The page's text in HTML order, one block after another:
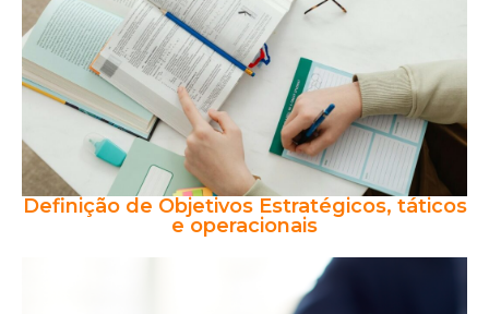
Definição de Objetivos Estratégicos, táticos
e operacionais